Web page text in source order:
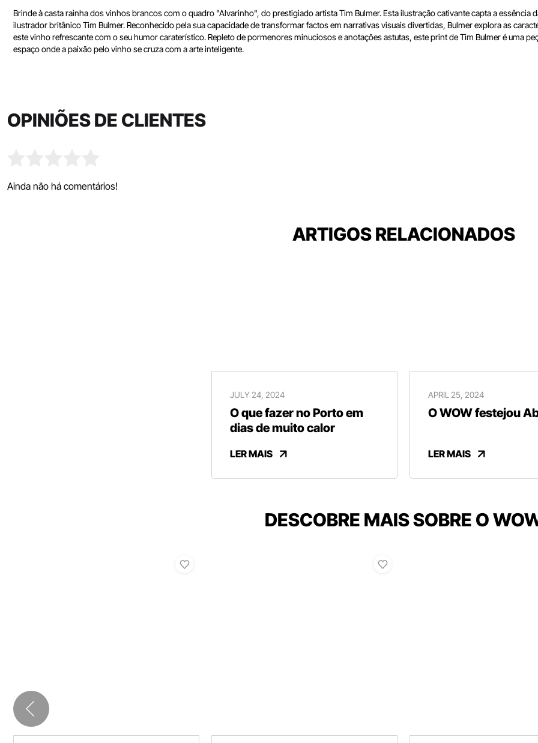
Brinde à casta rainha dos vinhos brancos com o quadro "Alvarinho", do prestigiado artista Tim Bulmer. Esta ilustração cativante capta a
ilustrador britânico Tim Bulmer. Reconhecido pela sua capacidade de transformar factos em narrativas visuais divertidas, Bulmer explora as
este vinho refrescante com o seu humor caraterístico. Repleto de pormenores minuciosos e anotações astutas, este print de Tim Bulmer é uma
espaço onde a paixão pelo vinho se cruza com a arte inteligente.
OPINIÕES DE CLIENTES
Ainda não há comentários!
ARTIGOS RELACIONADOS
JULY 24, 2024
O que fazer no Porto em
dias de muito calor
LER MAIS
APRIL 25, 2024
O WOW festejou
LER MAIS
DESCOBRE MAIS SOBRE O